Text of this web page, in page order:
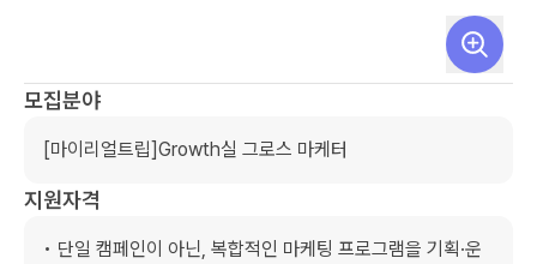
모집분야
[마이리얼트립]Growth실 그로스 마케터
지원자격
• 단일 캠페인이 아닌, 복합적인 마케팅 프로그램을 기획·운